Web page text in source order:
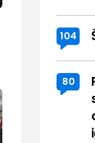
104
80